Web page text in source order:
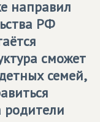
направил
РФ
сможет
семей,
родители